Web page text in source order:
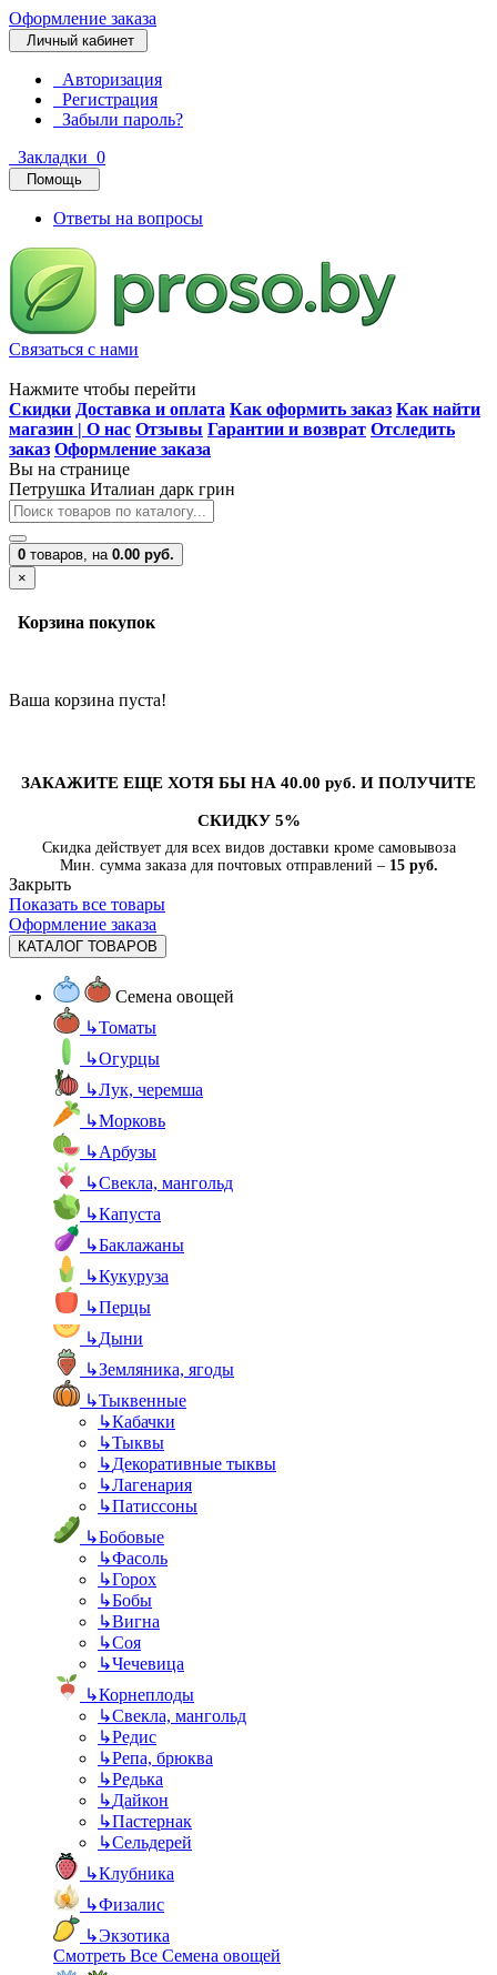
Оформление заказа
Личный кабинет
Авторизация
Регистрация
Забыли пароль?
Закладки 0
Помощь
Ответы на вопросы
Связаться с нами
Нажмите чтобы перейти
Скидки Доставка и оплата Как оформить заказ Как найти
магазин | О нас Отзывы Гарантии и возврат Отследить
заказ Оформление заказа
Вы на странице
Петрушка Италиан дарк грин
0 товаров, на 0.00 руб.
×
Корзина покупок
Ваша корзина пуста!
ЗАКАЖИТЕ ЕЩЕ ХОТЯ БЫ НА 40.00 руб. И ПОЛУЧИТЕ
СКИДКУ 5%
Скидка действует для всех видов доставки кроме самовывоза
Мин. сумма заказа для почтовых отправлений – 15 руб.
Закрыть
Показать все товары
Оформление заказа
КАТАЛОГ ТОВАРОВ
Семена овощей
↳Томаты
↳Огурцы
↳Лук, черемша
↳Морковь
↳Арбузы
↳Свекла, мангольд
↳Капуста
↳Баклажаны
↳Кукуруза
↳Перцы
↳Дыни
↳Земляника, ягоды
↳Тыквенные
↳Кабачки
↳Тыквы
↳Декоративные тыквы
↳Лагенария
↳Патиссоны
↳Бобовые
↳Фасоль
↳Горох
↳Бобы
↳Вигна
↳Соя
↳Чечевица
↳Корнеплоды
↳Свекла, мангольд
↳Редис
↳Репа, брюква
↳Редька
↳Дайкон
↳Пастернак
↳Сельдерей
↳Клубника
↳Физалис
↳Экзотика
Смотреть Все Семена овощей